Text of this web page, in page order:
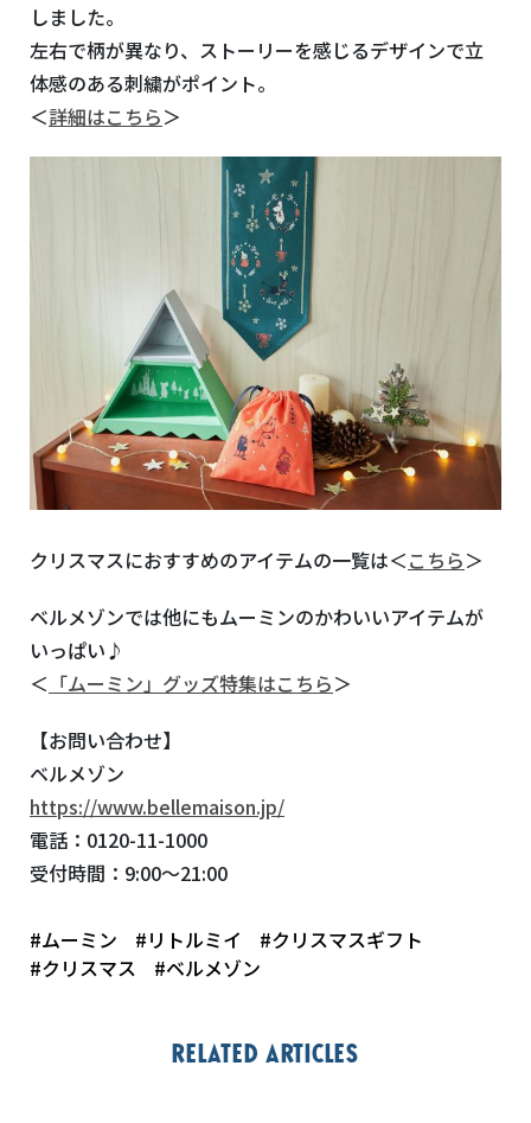
しました。
左右で柄が異なり、ストーリーを感じるデザインで立
体感のある刺繍がポイント。
＜詳細はこちら＞
クリスマスにおすすめのアイテムの一覧は＜こちら＞
ベルメゾンでは他にもムーミンのかわいいアイテムが
いっぱい♪
＜ 「ムーミン」グッズ特集はこちら＞
【お問い合わせ】
ベルメゾン
https://www.bellemaison.jp/
電話： 0120-11-1000
受付時間： 9:00～21:00
#ムーミン #リトルミイ
#クリスマスギフト
#クリスマス
#ベルメゾン
Related articles